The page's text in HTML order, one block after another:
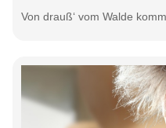
Von drauß‘ vom Walde